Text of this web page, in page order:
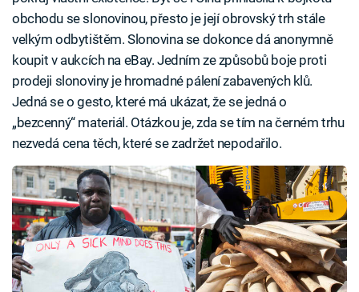
obchodu se slonovinou, přesto je její obrovský trh stále
velkým odbytištěm. Slonovina se dokonce dá anonymně
koupit v aukcích na eBay. Jedním ze způsobů boje proti
prodeji slonoviny je hromadné pálení zabavených klů.
Jedná se o gesto, které má ukázat, že se jedná o
„bezcenný“ materiál. Otázkou je, zda se tím na černém trhu
nezvedá cena těch, které se zadržet nepodařilo.